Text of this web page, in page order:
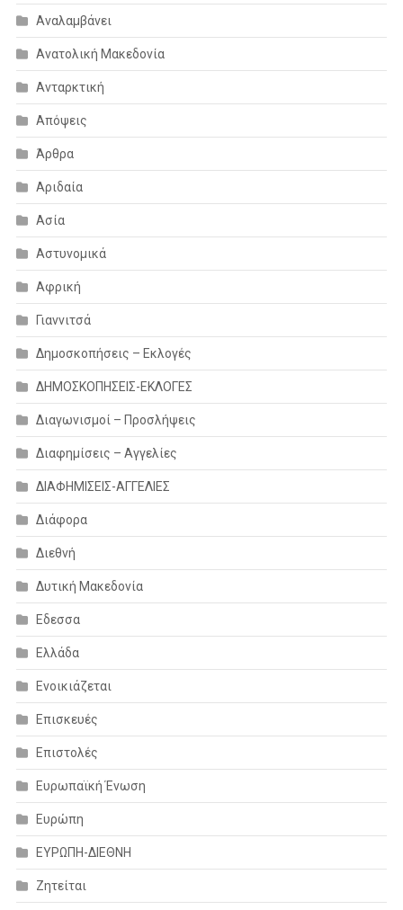
Αναλαμβάνει
Ανατολική Μακεδονία
Ανταρκτική
Απόψεις
Άρθρα
Αριδαία
Ασία
Αστυνομικά
Αφρική
Γιαννιτσά
Δημοσκοπήσεις – Εκλογές
ΔΗΜΟΣΚΟΠΗΣΕΙΣ-ΕΚΛΟΓΕΣ
Διαγωνισμοί – Προσλήψεις
Διαφημίσεις – Αγγελίες
ΔΙΑΦΗΜΙΣΕΙΣ-ΑΓΓΕΛΙΕΣ
Διάφορα
Διεθνή
Δυτική Μακεδονία
Εδεσσα
Ελλάδα
Ενοικιάζεται
Επισκευές
Επιστολές
Ευρωπαϊκή Ένωση
Ευρώπη
ΕΥΡΩΠΗ-ΔΙΕΘΝΗ
Ζητείται